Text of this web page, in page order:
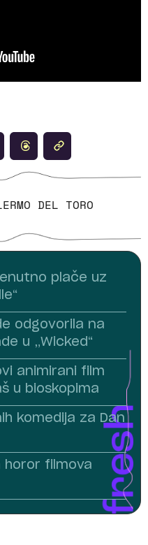
DEL TORO
plače uz
odgovorila na
u „Wicked“
animirani film
u bioskopima
komedija za Dan
horor filmova